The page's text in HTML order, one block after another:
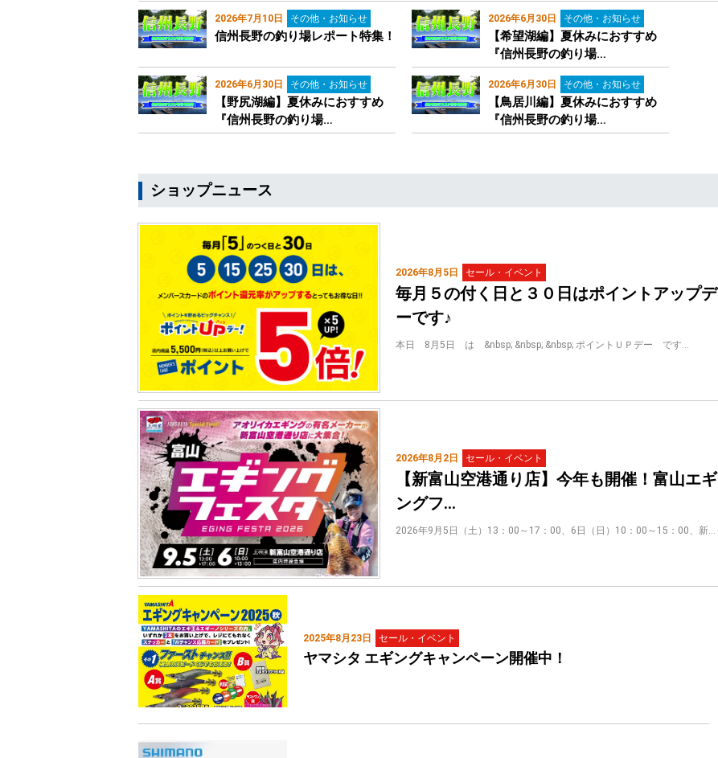
2026年7月10日 その他・お知らせ
信州長野の釣り場レポート特集！
2026年6月30日 その他・お知らせ
【希望湖編】夏休みにおすすめ
『信州長野の釣り場…
2026年6月30日 その他・お知らせ
【野尻湖編】夏休みにおすすめ
『信州長野の釣り場…
2026年6月30日 その他・お知らせ
【鳥居川編】夏休みにおすすめ
『信州長野の釣り場…
ショップニュース
2026年8月5日 セール・イベント
毎月５の付く日と３０日はポイントアップデ
ーです♪
本日 8月5日 は &nbsp; &nbsp; &nbsp; ポイントＵＰデー です…
2026年8月2日 セール・イベント
【新富山空港通り店】今年も開催！富山エギ
ングフ…
2026年9月5日（土）13：00～17：00、6日（日）10：00～15：00、新…
2025年8月23日 セール・イベント
ヤマシタ エギングキャンペーン開催中！